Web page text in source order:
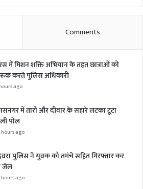
Comments
में मिशन शक्ति अभियान के तहत छात्राओं को
करते पुलिस अधिकारी
ago
में तारों और दीवार के सहारे लटका टूटा
पोल
hours ago
पुलिस ने युवक को तमंचे सहित गिरफ्तार कर
जेल
hours ago